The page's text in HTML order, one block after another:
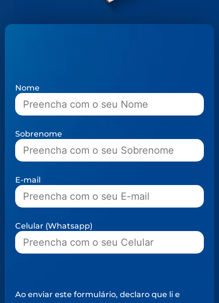
Nome
Sobrenome
E-mail
Celular (Whatsapp)
Ao enviar este formulário, declaro que li e